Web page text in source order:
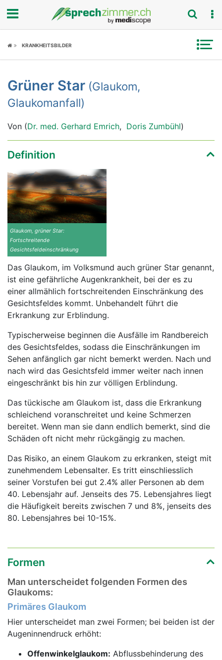
Fokus
Symptome
Ratgeber
Rubriken
KRANKHEITSBILDER
Grüner Star (Glaukom,
Glaukomanfall)
Von (Dr. med. Gerhard Emrich, Doris Zumbühl)
Definition
Glaukom, grüner Star:
Fortschreitende
Gesichtsfeldeinschränkung
Das Glaukom, im Volksmund auch grüner Star genannt,
ist eine gefährliche Augenkrankheit, bei der es zu
einer allmählich fortschreitenden Einschränkung des
Gesichtsfeldes kommt. Unbehandelt führt die
Erkrankung zur Erblindung.
Typischerweise beginnen die Ausfälle im Randbereich
des Gesichtsfeldes, sodass die Einschränkungen im
Sehen anfänglich gar nicht bemerkt werden. Nach und
nach wird das Gesichtsfeld immer weiter nach innen
eingeschränkt bis hin zur völligen Erblindung.
Das tückische am Glaukom ist, dass die Erkrankung
schleichend voranschreitet und keine Schmerzen
bereitet. Wenn man sie dann endlich bemerkt, sind die
Schäden oft nicht mehr rückgängig zu machen.
Das Risiko, an einem Glaukom zu erkranken, steigt mit
zunehmendem Lebensalter. Es tritt einschliesslich
seiner Vorstufen bei gut 2.4% aller Personen ab dem
40. Lebensjahr auf. Jenseits des 75. Lebensjahres liegt
die Häufigkeit bereits zwischen 7 und 8%, jenseits des
80. Lebensjahres bei 10-15%.
Formen
Man unterscheidet folgenden Formen des
Glaukoms:
Primäres Glaukom
Hier unterscheidet man zwei Formen; bei beiden ist der
Augeninnendruck erhöht:
Offenwinkelglaukom: Abflussbehinderung des